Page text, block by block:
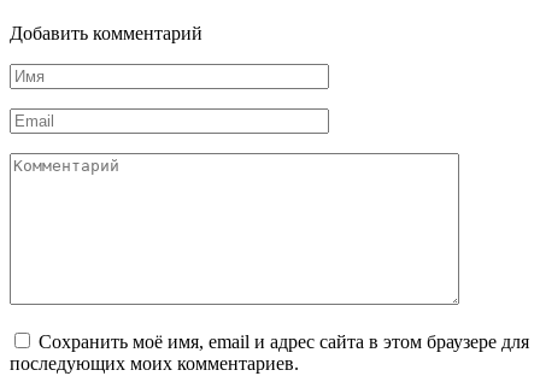
Добавить комментарий
Имя
*
Email
*
Комментарий
Сохранить моё имя, email и адрес сайта в этом браузере для
последующих моих комментариев.